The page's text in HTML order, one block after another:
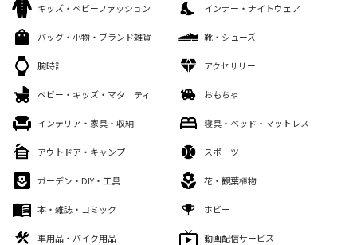
キッズ・ベビーファッション インナー・ナイトウェア
バッグ・小物・ブランド雑貨 靴・シューズ
腕時計 アクセサリー
ベビー・キッズ・マタニティ おもちゃ
インテリア・家具・収納 寝具・ベッド・マットレス
アウトドア・キャンプ スポーツ
ガーデン・DIY・工具 花・観葉植物
本・雑誌・コミック ホビー
車用品・バイク用品 動画配信サービス